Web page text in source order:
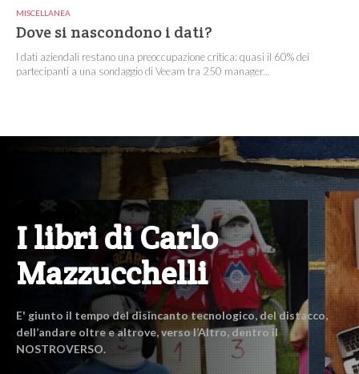
MISCELLANEA
Dove si nascondono i dati?
I dati aziendali restano una preoccupazione critica: quasi il 60% dei
partecipanti a una sondaggio di Veeam tra 250 manager...
I libri di Carlo
Mazzucchelli
E' giunto il tempo del disincanto tecnologico, del distacco,
dell’andare oltre e altrove, verso l’Altro, dentro il
NOSTROVERSO.